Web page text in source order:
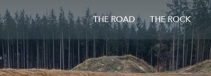
THE ROAD THE ROCK